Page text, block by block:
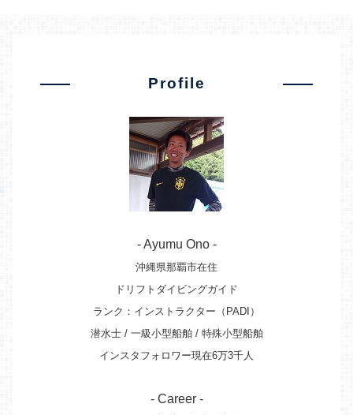
Profile
- Ayumu Ono -
沖縄県那覇市在住
ドリフトダイビングガイド
ランク：インストラクター（PADI）
潜水士 / 一級小型船舶 / 特殊小型船舶
インスタフォロワー現在6万3千人
- Career -